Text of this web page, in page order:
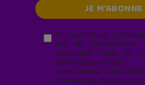
En soumettant ce
que les informations
exploitées* dans le
demande de contact.
Vous pouvez vous
moment en cliquant sur